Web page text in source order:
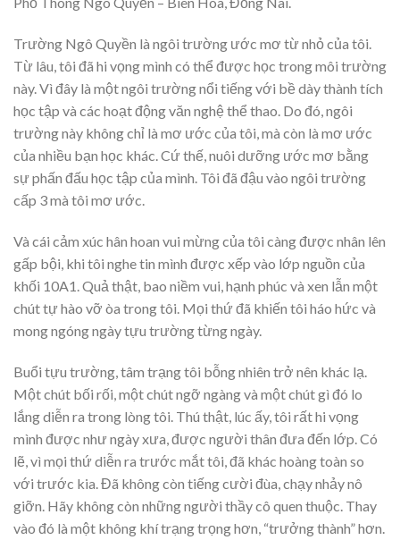
Trường Ngô Quyền là ngôi trường ước mơ từ nhỏ của tôi.
Từ lâu, tôi đã hi vọng mình có thể được học trong môi trường
này. Vì đây là một ngôi trường nổi tiếng với bề dày thành tích
học tập và các hoạt động văn nghệ thể thao. Do đó, ngôi
trường này không chỉ là mơ ước của tôi, mà còn là mơ ước
của nhiều bạn học khác. Cứ thế, nuôi dưỡng ước mơ bằng
sự phấn đấu học tập của mình. Tôi đã đậu vào ngôi trường
cấp 3 mà tôi mơ ước.
Và cái cảm xúc hân hoan vui mừng của tôi càng được nhân lên
gấp bội, khi tôi nghe tin mình được xếp vào lớp nguồn của
khối 10A1. Quả thật, bao niềm vui, hạnh phúc và xen lẫn một
chút tự hào vỡ òa trong tôi. Mọi thứ đã khiến tôi háo hức và
mong ngóng ngày tựu trường từng ngày.
Buổi tựu trường, tâm trạng tôi bỗng nhiên trở nên khác lạ.
Một chút bối rối, một chút ngỡ ngàng và một chút gì đó lo
lắng diễn ra trong lòng tôi. Thú thật, lúc ấy, tôi rất hi vọng
mình được như ngày xưa, được người thân đưa đến lớp. Có
lẽ, vì mọi thứ diễn ra trước mắt tôi, đã khác hoàng toàn so
với trước kia. Đã không còn tiếng cười đùa, chạy nhảy nô
giỡn. Hãy không còn những người thầy cô quen thuộc. Thay
vào đó là một không khí trạng trọng hơn, “trưởng thành” hơn.